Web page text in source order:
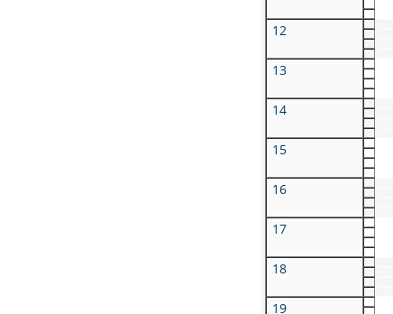
12
13
14
15
16
17
18
19